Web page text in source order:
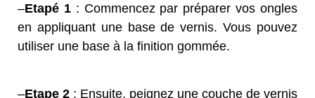
–Etapé 1: Commencez par préparer vos ongles
en appliquant une base de vernis. Vous pouvez
utiliser une base à la finition gommée.
–Etape 2 : Ensuite, peignez une couche de vernis